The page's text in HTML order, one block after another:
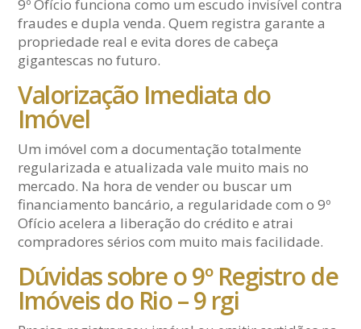
9º Ofício funciona como um escudo invisível contra
fraudes e dupla venda. Quem registra garante a
propriedade real e evita dores de cabeça
gigantescas no futuro.
Valorização Imediata do
Imóvel
Um imóvel com a documentação totalmente
regularizada e atualizada vale muito mais no
mercado. Na hora de vender ou buscar um
financiamento bancário, a regularidade com o 9º
Ofício acelera a liberação do crédito e atrai
compradores sérios com muito mais facilidade.
Dúvidas sobre o 9º Registro de
Imóveis do Rio – 9 rgi